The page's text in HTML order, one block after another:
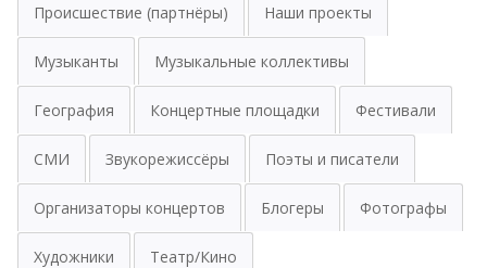
Происшествие (партнёры) Наши проекты
Музыканты Музыкальные коллективы
География Концертные площадки Фестивали
СМИ Звукорежиссёры Поэты и писатели
Организаторы концертов Блогеры Фотографы
Художники Театр/Кино